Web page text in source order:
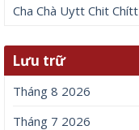
Cha Chà Uytt Chit Chítt
Lưu trữ
Tháng 8 2026
Tháng 7 2026